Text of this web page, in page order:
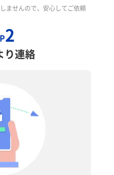
ませんので、安心してご依頼
2
り連絡